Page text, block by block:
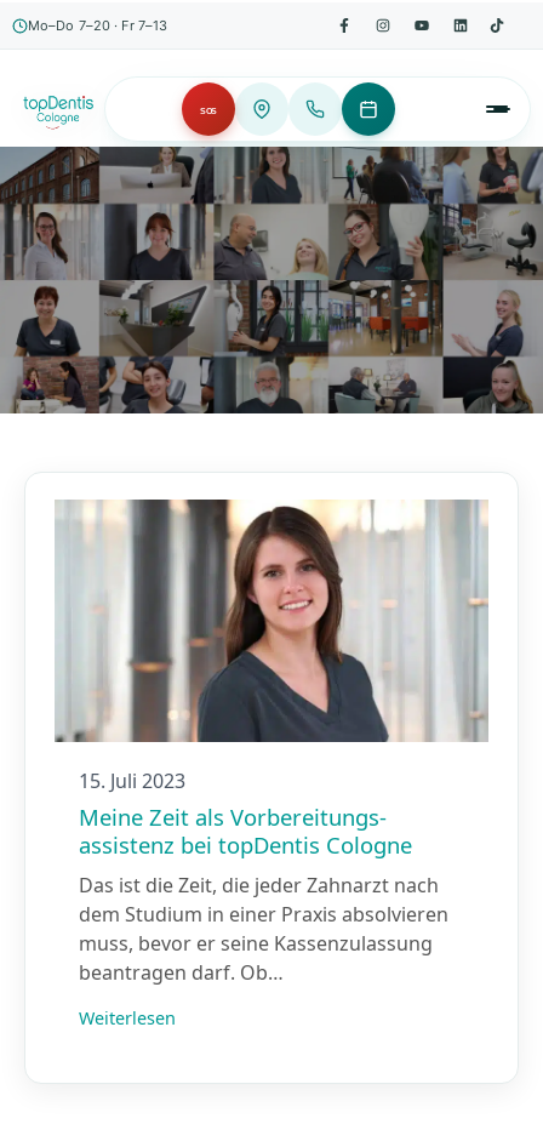
Mo–Do 7–20 · Fr 7–13
SOS
Unser Blog
15. Juli 2023
Meine Zeit als Vorbereitungs­
assistenz bei topDentis Cologne
Das ist die Zeit, die jeder Zahnarzt nach
dem Studium in einer Praxis absolvieren
muss, bevor er seine Kassenzulassung
beantragen darf. Ob…
Weiterlesen